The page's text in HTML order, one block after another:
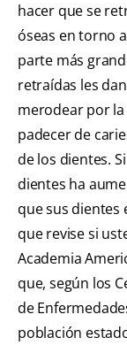
hacer que se
óseas en torno
parte más
retraídas les
merodear por
padecer de
de los dientes.
dientes ha
que sus dientes
que revise si
Academia
que, según los
de
población